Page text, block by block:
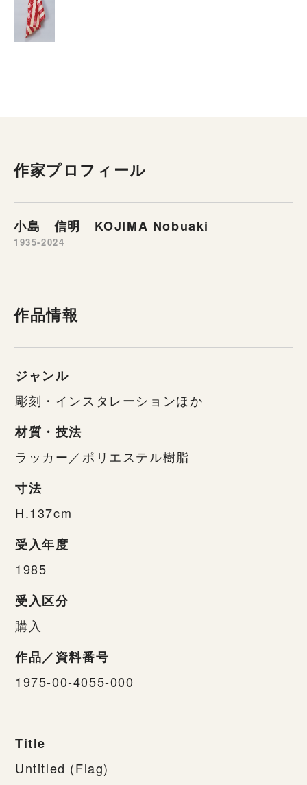
作家プロフィール
小島 信明 KOJIMA Nobuaki
1935-2024
作品情報
ジャンル
彫刻・インスタレーションほか
材質・技法
ラッカー／ポリエステル樹脂
寸法
H.137cm
受入年度
1985
受入区分
購入
作品／資料番号
1975-00-4055-000
Title
Untitled (Flag)